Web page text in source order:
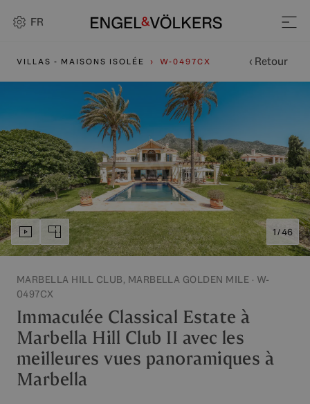
FR
VILLAS - MAISONS ISOLÉE W-0497CX ‹ Retour
1 / 46
MARBELLA HILL CLUB, MARBELLA GOLDEN MILE · W-
0497CX
Immaculée Classical Estate à
Marbella Hill Club II avec les
meilleures vues panoramiques à
Marbella